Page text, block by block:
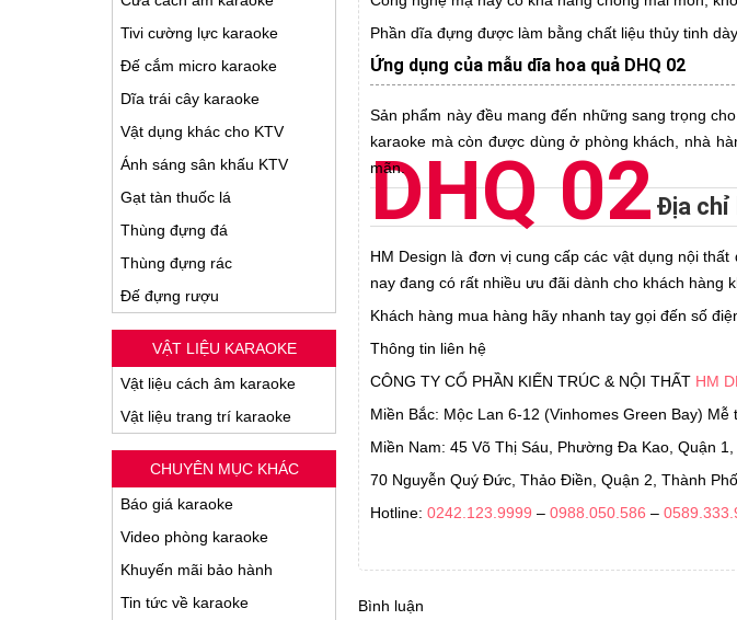
Phần dĩa đựng được làm bằng chất liệu thủy tinh
Ứng dụng của mẫu dĩa hoa quả DHQ 02
Sản phẩm này đều mang đến những sang trọng
karaoke mà còn được dùng ở phòng khách, nhà
mãn.
Địa chỉ
DHQ 02
HM Design là đơn vị cung cấp các vật dụng nội
nay đang có rất nhiều ưu đãi dành cho khách hàng
Khách hàng mua hàng hãy nhanh tay gọi đến số
Thông tin liên hệ
CÔNG TY CỔ PHẦN KIẾN TRÚC & NỘI THẤT HM
Miền Bắc: Mộc Lan 6-12 (Vinhomes Green Bay)
Miền Nam: 45 Võ Thị Sáu, Phường Đa Kao, Quận
70 Nguyễn Quý Đức, Thảo Điền, Quận 2, Thành
Hotline: 0242.123.9999 – 0988.050.586 –
Bình luận
Tivi cường lực karaoke
Đế cắm micro karaoke
Dĩa trái cây karaoke
Vật dụng khác cho KTV
Ánh sáng sân khấu KTV
Gạt tàn thuốc lá
Thùng đựng đá
Thùng đựng rác
Đế đựng rượu
VẬT LIỆU KARAOKE
Vật liệu cách âm karaoke
Vật liệu trang trí karaoke
CHUYÊN MỤC KHÁC
Báo giá karaoke
Video phòng karaoke
Khuyến mãi bảo hành
Tin tức về karaoke